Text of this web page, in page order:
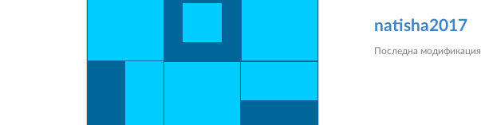
natisha2017
Последна модификация